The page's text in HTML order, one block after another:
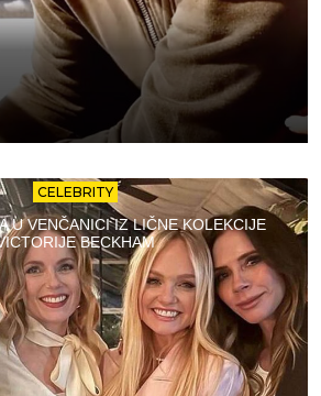
CELEBRITY
U VENČANICI IZ LIČNE KOLEKCIJE
BECKHAM